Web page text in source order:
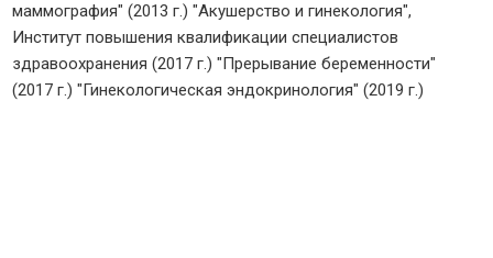
маммография" (2013 г.) "Акушерство и гинекология",
Институт повышения квалификации специалистов
здравоохранения (2017 г.) "Прерывание беременности"
(2017 г.) "Гинекологическая эндокринология" (2019 г.)